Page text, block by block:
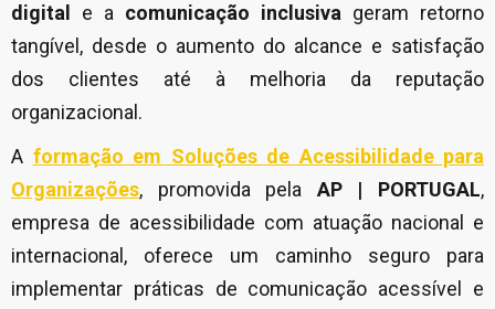
digital
e a comunicação inclusiva geram retorno
tangível, desde o aumento do alcance e satisfação
dos clientes até à melhoria da reputação
organizacional.
A formação em Soluções de Acessibilidade para
Organizações, promovida pela AP | PORTUGAL,
empresa de acessibilidade com atuação nacional e
internacional, oferece um caminho seguro para
implementar práticas de comunicação acessível e